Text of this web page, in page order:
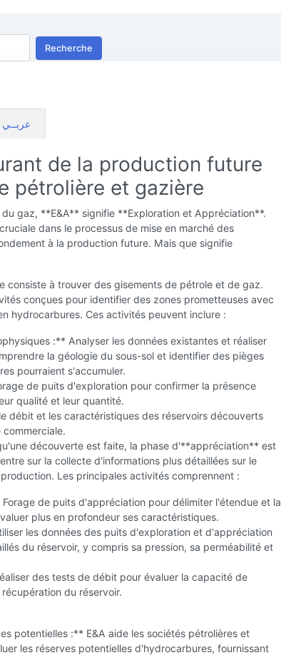
Recherche
عربــي
de la production future
pétrolière et gazière
gaz, **E&A** signifie **Exploration et Appréciation**.
dans le processus de mise en marché des
à la production future. Mais que signifie
consiste à trouver des gisements de pétrole et de gaz.
conçues pour identifier des zones prometteuses avec
hydrocarbures. Ces activités peuvent inclure :
:** Analyser les données existantes et réaliser
la géologie du sous-sol et identifier des pièges
pourraient s'accumuler.
de puits d'exploration pour confirmer la présence
qualité et leur quantité.
débit et les caractéristiques des réservoirs découverts
découverte est faite, la phase d'**appréciation** est
sur la collecte d'informations plus détaillées sur le
Les principales activités comprennent :
de puits d'appréciation pour délimiter l'étendue et la
plus en profondeur ses caractéristiques.
les données des puits d'exploration et d'appréciation
du réservoir, y compris sa pression, sa perméabilité et
des tests de débit pour évaluer la capacité de
du réservoir.
potentielles :** E&A aide les sociétés pétrolières et
les réserves potentielles d'hydrocarbures, fournissant